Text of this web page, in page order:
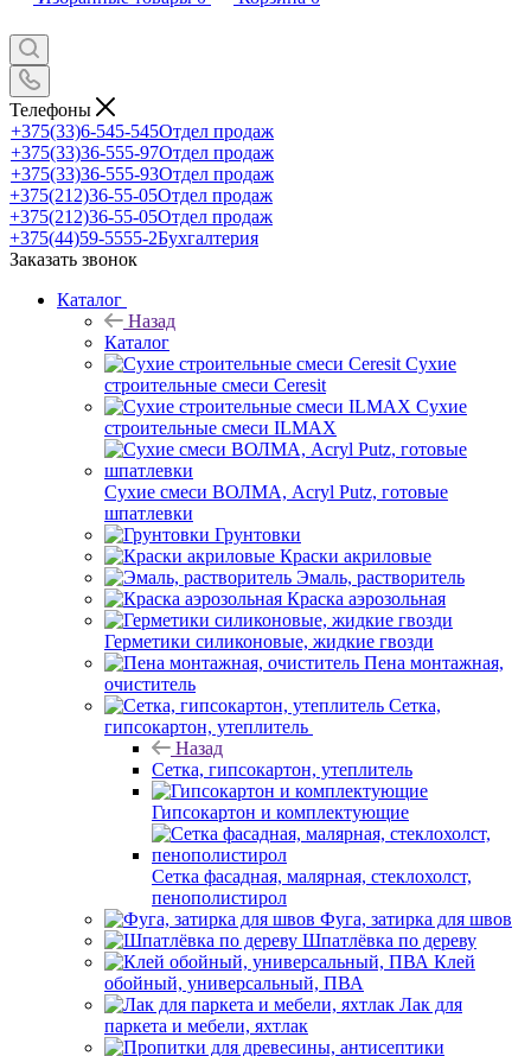
Телефоны
+375(33)6-545-545Отдел продаж
+375(33)36-555-97Отдел продаж
+375(33)36-555-93Отдел продаж
+375(212)36-55-05Отдел продаж
+375(212)36-55-05Отдел продаж
+375(44)59-5555-2Бухгалтерия
Заказать звонок
Каталог
Назад
Каталог
Сухие
строительные смеси Ceresit
Сухие
строительные смеси ILMAX
Сухие смеси ВОЛМА, Acryl Putz, готовые
шпатлевки
Грунтовки
Краски акриловые
Эмаль, растворитель
Краска аэрозольная
Герметики силиконовые, жидкие гвозди
Пена монтажная,
очиститель
Сетка,
гипсокартон, утеплитель
Назад
Сетка, гипсокартон, утеплитель
Гипсокартон и комплектующие
Сетка фасадная, малярная, стеклохолст,
пенополистирол
Фуга, затирка для швов
Шпатлёвка по дереву
Клей
обойный, универсальный, ПВА
Лак для
паркета и мебели, яхтлак